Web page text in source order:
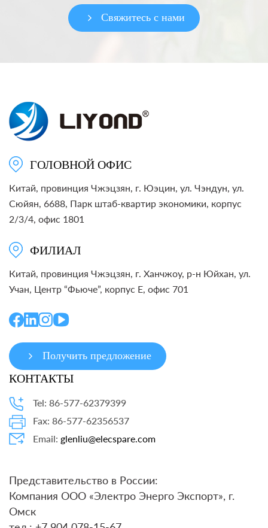
Свяжитесь с нами
ГОЛОВНОЙ ОФИС
Китай, провинция Чжэцзян, г. Юэцин, ул. Чэндун, ул.
Сюйян, 6688, Парк штаб-квартир экономики, корпус
2/3/4, офис 1801
ФИЛИАЛ
Китай, провинция Чжэцзян, г. Ханчжоу, р-н Юйхан, ул.
Учан, Центр “Фьюче”, корпус E, офис 701
Получить предложение
КОНТАКТЫ
Tel: 86-577-62379399
Fax: 86-577-62356537
Email: glenliu@elecspare.com
Представительство в России:
Компания ООО «Электро Энерго Экспорт», г.
Омск